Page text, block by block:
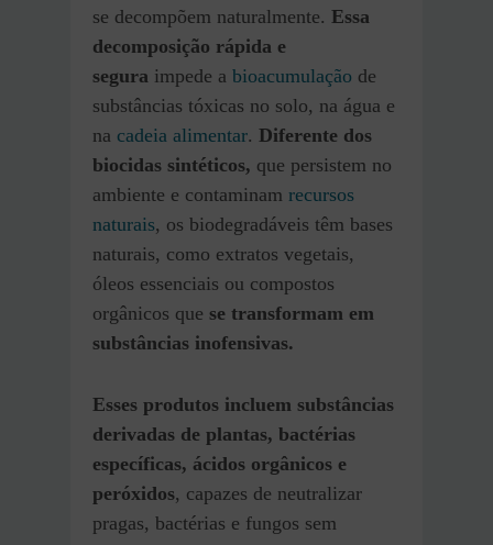
se decompõem naturalmente. Essa
decomposição rápida e
segura impede a bioacumulação de
substâncias tóxicas no solo, na água e
na cadeia alimentar. Diferente dos
biocidas sintéticos, que persistem no
ambiente e contaminam recursos
naturais, os biodegradáveis têm bases
naturais, como extratos vegetais,
óleos essenciais ou compostos
orgânicos que se transformam em
substâncias inofensivas.
Esses produtos incluem substâncias
derivadas de plantas, bactérias
específicas, ácidos orgânicos e
peróxidos, capazes de neutralizar
pragas, bactérias e fungos sem